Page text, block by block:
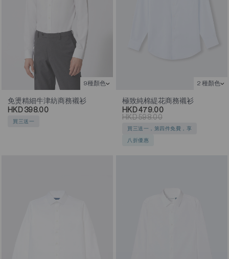
9種顏色
免燙精細牛津紡商務襯衫
HKD 398.00
買三送一
2 種顏色
極致純棉緹花商務襯衫
HKD 598.00
HKD 479.00
買三送一，第四件免費，享
八折優惠